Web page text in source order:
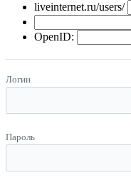
liveinternet.ru/users/
OpenID:
Логин
Пароль